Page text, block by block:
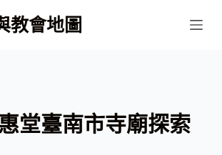
教會地圖
堂臺南市寺廟探索